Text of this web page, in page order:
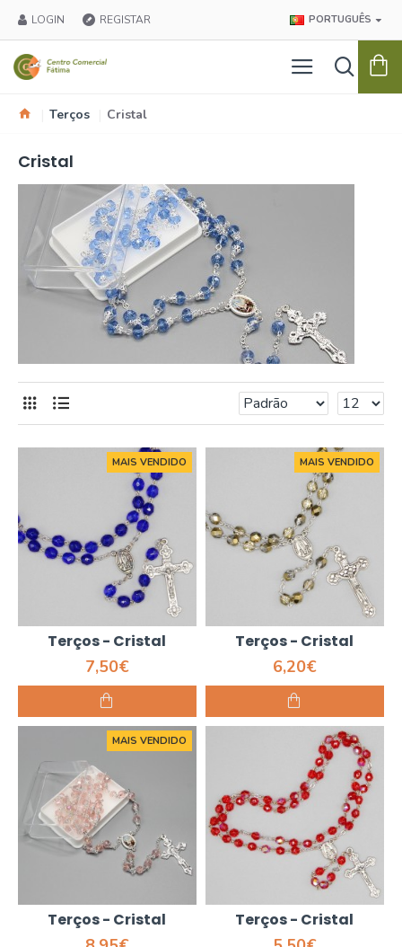
LOGIN REGISTAR PORTUGUÊS
Terços Cristal
Cristal
MAIS VENDIDO
Terços - Cristal
7,50€
MAIS VENDIDO
Terços - Cristal
6,20€
MAIS VENDIDO
Terços - Cristal Terços - Cristal